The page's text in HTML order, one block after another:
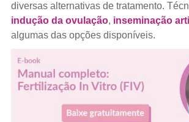
diversas alternativas de tratamento.
indução da ovulação, inseminação
algumas das opções disponíveis.